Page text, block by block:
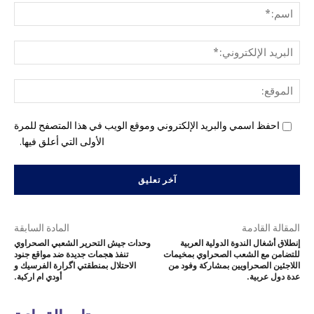
احفظ اسمي والبريد الإلكتروني وموقع الويب في هذا المتصفح للمرة
الأولى التي أعلق فيها.
المادة السابقة
وحدات جيش التحرير الشعبي الصحراوي
تنفذ هجمات جديدة ضد مواقع جنود
الاحتلال بمنطقتي اگرارة الفرسيك و
أودي ام اركبة.
المقالة القادمة
إنطلاق أشغال الندوة الدولية العربية
للتضامن مع الشعب الصحراوي بمخيمات
اللاجئين الصحراويين بمشاركة وفود من
عدة دول عربية.